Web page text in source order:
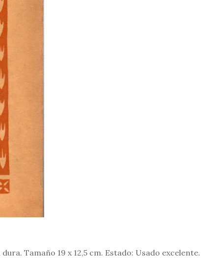
Tamaño 19 x 12,5 cm. Estado: Usado excelente.